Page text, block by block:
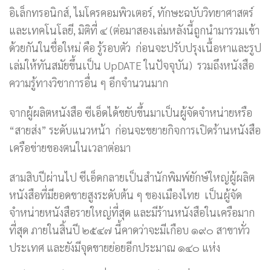
อิเล็กทรอนิกส์, ไมโครคอมพิวเตอร์, ทักษะฉบับวิทยาศาสตร์
และเทคโนโลยี, มิติที่ ๔ (ต่อมาสองเล่มหลังนี้ถูกนำมารวมเข้า
ด้วยกันในชื่อใหม่ คือ รู้รอบตัว ก่อนจะปรับปรุงเนื้อหาและรูป
เล่มให้ทันสมัยขึ้นเป็น UpDATE ในปัจจุบัน) รวมถึงหนังสือ
ความรู้ทางวิชาการอื่น ๆ อีกจำนวนมาก
จากผู้ผลิตหนังสือ ซีเอ็ดได้ขยับขึ้นมาเป็นผู้จัดจำหน่ายหรือ
“สายส่ง” ระดับแนวหน้า ก่อนจะขยายกิจการเปิดร้านหนังสือ
เครือข่ายของตนในเวลาต่อมา
สามสิบปีผ่านไป ซีเอ็ดกลายเป็นสำนักพิมพ์ยักษ์ใหญ่ผู้ผลิต
หนังสือที่มียอดขายสูงระดับต้น ๆ ของเมืองไทย เป็นผู้จัด
จำหน่ายหนังสือรายใหญ่ที่สุด และมีร้านหนังสือในเครือมาก
ที่สุด ภายในสิ้นปี ๒๕๔๗ นี้คาดว่าจะมีเกือบ ๑๙๐ สาขาทั่ว
ประเทศ และยังมีจุดขายย่อยอีกประมาณ ๑๔๐ แห่ง